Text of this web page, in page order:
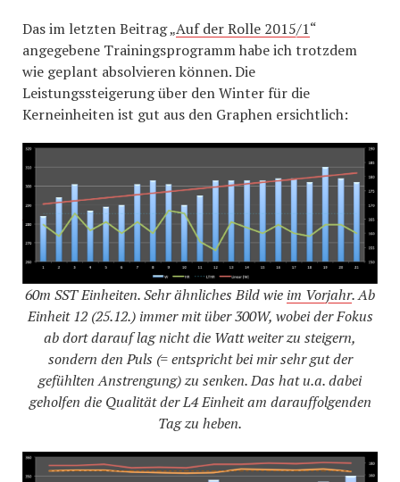
Das im letzten Beitrag „Auf der Rolle 2015/1“
angegebene Trainingsprogramm habe ich trotzdem
wie geplant absolvieren können. Die
Leistungssteigerung über den Winter für die
Kerneinheiten ist gut aus den Graphen ersichtlich:
60m SST Einheiten. Sehr ähnliches Bild wie im Vorjahr. Ab
Einheit 12 (25.12.) immer mit über 300W, wobei der Fokus
ab dort darauf lag nicht die Watt weiter zu steigern,
sondern den Puls (= entspricht bei mir sehr gut der
gefühlten Anstrengung) zu senken. Das hat u.a. dabei
geholfen die Qualität der L4 Einheit am darauffolgenden
Tag zu heben.